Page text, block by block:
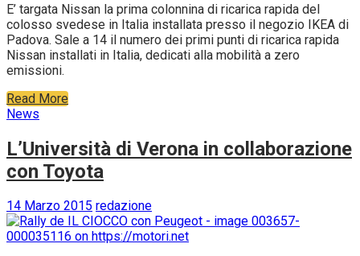
E’ targata Nissan la prima colonnina di ricarica rapida del
colosso svedese in Italia installata presso il negozio IKEA di
Padova. Sale a 14 il numero dei primi punti di ricarica rapida
Nissan installati in Italia, dedicati alla mobilità a zero
emissioni.
Read More
News
L’Università di Verona in collaborazione
con Toyota
14 Marzo 2015 redazione